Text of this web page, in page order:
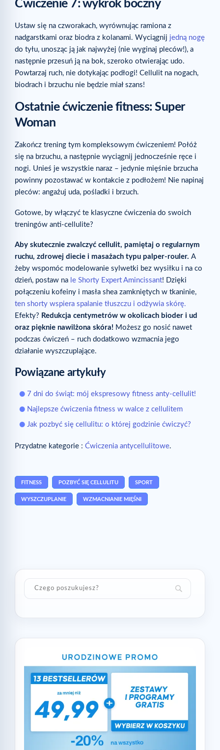
Ćwiczenie 7: wykrok boczny
Ustaw się na czworakach, wyrównując ramiona z
nadgarstkami oraz biodra z kolanami. Wyciągnij jedną nogę
do tyłu, unosząc ją jak najwyżej (nie wyginaj pleców!), a
następnie przesuń ją na bok, szeroko otwierając udo.
Powtarzaj ruch, nie dotykając podłogi! Cellulit na nogach,
biodrach i brzuchu nie będzie miał szans!
Ostatnie ćwiczenie fitness: Super
Woman
Zakończ trening tym kompleksowym ćwiczeniem! Połóż
się na brzuchu, a następnie wyciągnij jednocześnie ręce i
nogi. Unieś je wszystkie naraz – jedynie mięśnie brzucha
powinny pozostawać w kontakcie z podłożem! Nie napinaj
pleców: angażuj uda, pośladki i brzuch.
Gotowe, by włączyć te klasyczne ćwiczenia do swoich
treningów anti-cellulite?
Aby skutecznie zwalczyć cellulit, pamiętaj o regularnym
ruchu, zdrowej diecie i masażach typu palper-rouler. A
żeby wspomóc modelowanie sylwetki bez wysiłku i na co
dzień, postaw na le Shorty Expert Amincissant! Dzięki
połączeniu kofeiny i masła shea zamkniętych w tkaninie,
ten shorty wspiera spalanie tłuszczu i odżywia skórę.
Efekty? Redukcja centymetrów w okolicach bioder i ud
oraz pięknie nawilżona skóra! Możesz go nosić nawet
podczas ćwiczeń – ruch dodatkowo wzmacnia jego
działanie wyszczuplające.
Powiązane artykuły
7 dni do świąt: mój ekspresowy fitness anty-cellulit!
Najlepsze ćwiczenia fitness w walce z cellulitem
Jak pozbyć się cellulitu: o której godzinie ćwiczyć?
Przydatne kategorie : Ćwiczenia antycellulitowe.
FITNESS POZBYĆ SIĘ CELLULITU SPORT
WYSZCZUPLANIE WZMACNIANIE MIĘŚNI